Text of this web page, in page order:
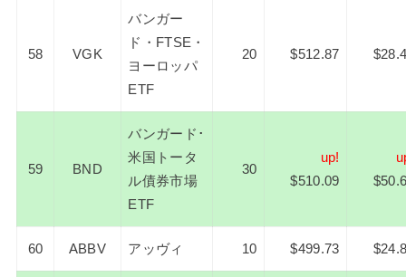
58 VGK
バンガー
ド・FTSE・
ヨーロッパ
ETF
20 $512.87
59 BND
バンガード･
米国トータ
ル債券市場
ETF
30
up!
$510.09
60 ABBV アッヴィ 10 $499.73